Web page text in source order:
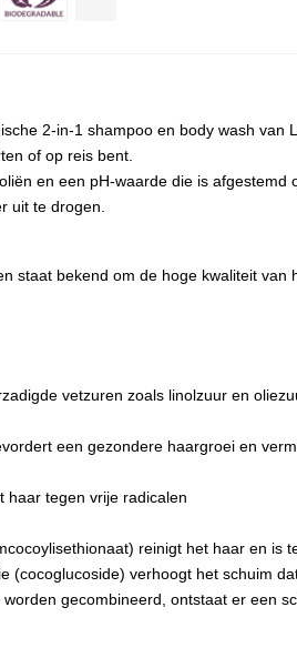
2-in-1 shampoo en body wash van
of op reis bent.
en een pH-waarde die is afgestemd
uit te drogen.
staat bekend om de hoge kwaliteit van
vetzuren zoals linolzuur en
een gezondere haargroei en
haar tegen vrije radicalen
reinigt het haar en is
verhoogt het schuim
gecombineerd, ontstaat er een